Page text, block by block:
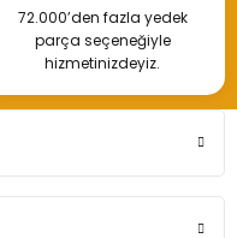
72.000’den fazla yedek
parça seçeneğiyle
hizmetinizdeyiz.